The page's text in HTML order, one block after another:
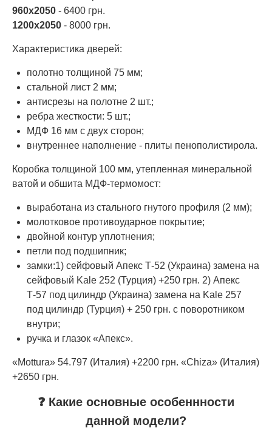
960х2050 - 6400 грн.
1200х2050 - 8000 грн.
Характеристика дверей:
полотно толщиной 75 мм;
стальной лист 2 мм;
антисрезы на полотне 2 шт.;
ребра жесткости: 5 шт.;
МДФ 16 мм с двух сторон;
внутреннее наполнение - плиты пенополистирола.
Коробка толщиной 100 мм, утепленная минеральной
ватой и обшита МДФ-термомост:
выработана из стального гнутого профиля (2 мм);
молотковое противоударное покрытие;
двойной контур уплотнения;
петли под подшипник;
замки:1) сейфовый Апекс Т-52 (Украина) замена на
сейфовый Kale 252 (Турция) +250 грн. 2) Апекс
Т-57 под цилиндр (Украина) замена на Kale 257
под цилиндр (Турция) + 250 грн. с поворотником
внутри;
ручка и глазок «Апекс».
«Mottura» 54.797 (Италия) +2200 грн. «Chiza» (Италия)
+2650 грн.
❓ Какие основные особеннности
данной модели?